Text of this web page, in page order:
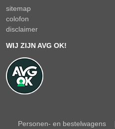
sitemap
colofon
disclaimer
WIJ ZIJN AVG OK!
Personen- en bestelwagens